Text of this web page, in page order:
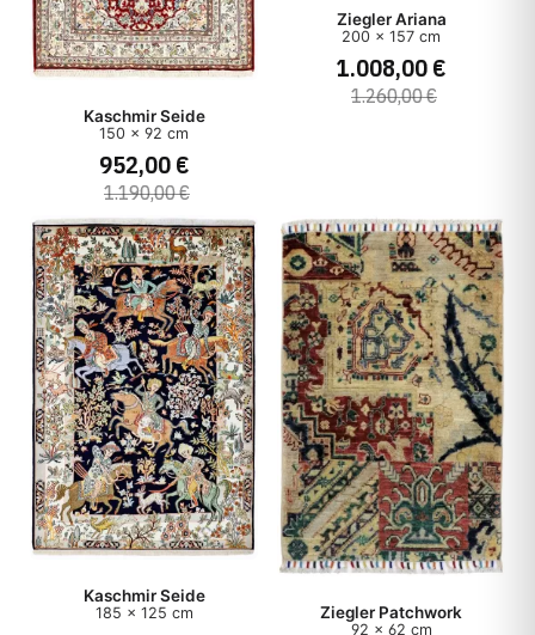
Kaschmir Seide
150 x 92 cm
952,00 €
1.190,00 €
Ziegler Ariana
200 x 157 cm
1.008,00 €
1.260,00 €
Kaschmir Seide
185 x 125 cm Ziegler Patchwork
92 x 62 cm